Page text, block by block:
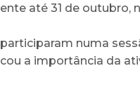
até 31 de outubro,
numa
a importância da